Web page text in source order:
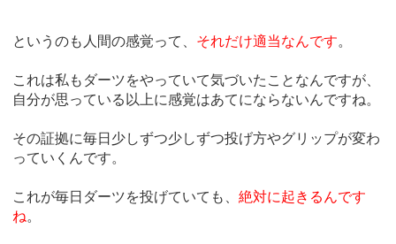
というのも人間の感覚って、 それだけ適当なんです。
これは私もダーツをやっていて気づいたことなんですが、
自分が思っている以上に感覚はあてにならないんですね。
その証拠に毎日少しずつ少しずつ投げ方やグリップが変わ
っていくんです。
これが毎日ダーツを投げていても、 絶対に起きるんです
ね。